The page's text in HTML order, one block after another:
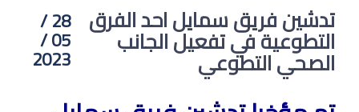
تدشين فريق سمايل احد الفرق
التطوعية في تفعيل الجانب
الصحي التطوعي
28 /
05 /
2023